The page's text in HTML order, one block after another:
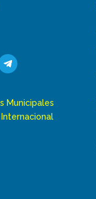
Municipales